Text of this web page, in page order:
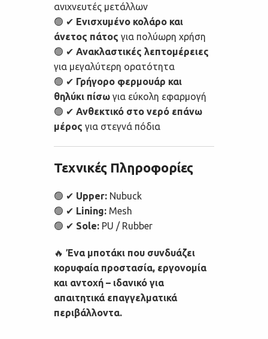
ανιχνευτές μετάλλων
🟢 ✔ Ενισχυμένο κολάρο και
άνετος πάτος για πολύωρη χρήση
🟢 ✔ Ανακλαστικές λεπτομέρειες
για μεγαλύτερη ορατότητα
🟢 ✔ Γρήγορο φερμουάρ και
θηλύκι πίσω για εύκολη εφαρμογή
🟢 ✔ Ανθεκτικό στο νερό επάνω
μέρος για στεγνά πόδια
Τεχνικές Πληροφορίες
🟢 ✔ Upper: Nubuck
🟢 ✔ Lining: Mesh
🟢 ✔ Sole: PU / Rubber
🔥 Ένα μποτάκι που συνδυάζει
κορυφαία προστασία, εργονομία
και αντοχή – ιδανικό για
απαιτητικά επαγγελματικά
περιβάλλοντα.